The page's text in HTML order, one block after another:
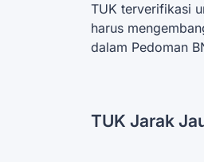
TUK terverifikasi
harus
dalam Pedoman
TUK Jarak